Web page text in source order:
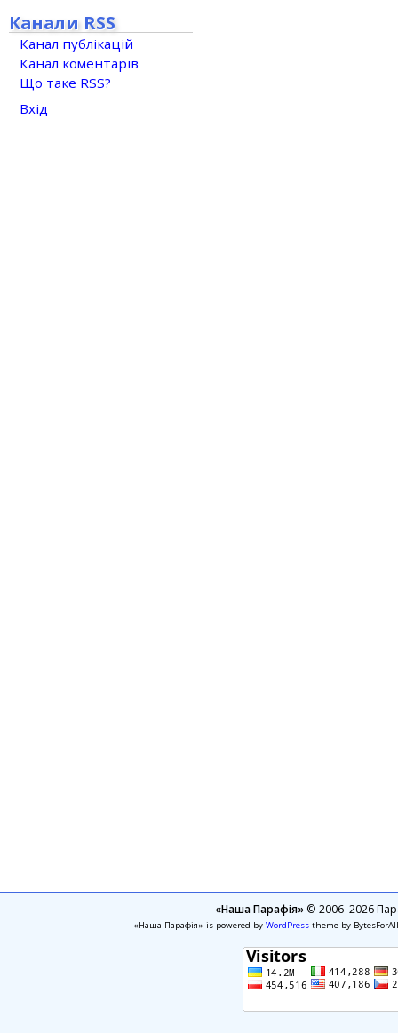
Канали RSS
Канал публікацій
Канал коментарів
Що таке RSS?
Вхід
«Наша Парафія»© 2006–2026
«Наша Парафія» is powered by WordPresstheme by